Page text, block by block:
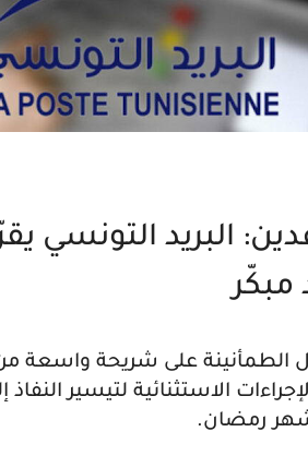
البريد التونسي
الطمأنينة على شريحة واسعة من
الاستثنائية لتيسير النفاذ
شهر رمضان.